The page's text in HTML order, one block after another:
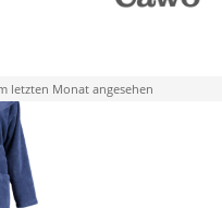
letzten Monat angesehen